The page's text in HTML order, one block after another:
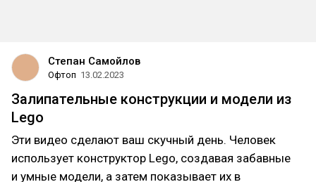
Степан Самойлов
Офтоп 13.02.2023
Залипательные конструкции и модели из
Lego
Эти видео сделают ваш скучный день. Человек
использует конструктор Lego, создавая забавные
и умные модели, а затем показывает их в